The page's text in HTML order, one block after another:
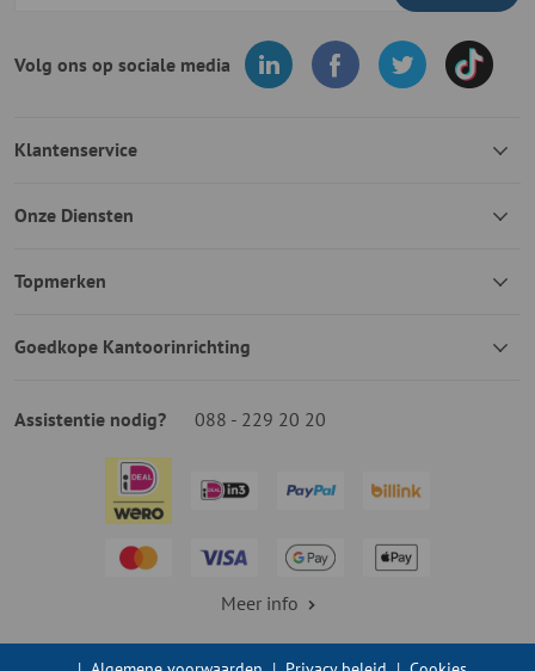
Volg ons op sociale media
Klantenservice
Onze Diensten
Topmerken
Goedkope Kantoorinrichting
Assistentie nodig? 088 - 229 20 20
Meer info